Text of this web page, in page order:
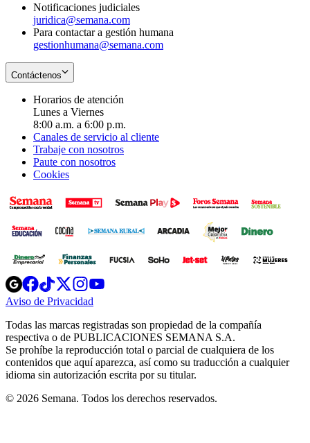
Notificaciones judiciales
juridica@semana.com
Para contactar a gestión humana
gestionhumana@semana.com
Contáctenos
Horarios de atención
Lunes a Viernes
8:00 a.m. a 6:00 p.m.
Canales de servicio al cliente
Trabaje con nosotros
Paute con nosotros
Cookies
Opens
in
new
Opens
in
new
Opens
in
new
window
Opens
new
windowwindow
Aviso de Privacidad
new
window
Todas las marcas registradas son propiedad de la compañía
respectiva o de PUBLICACIONES SEMANA S.A.
Se prohíbe la reproducción total o parcial de cualquiera de los
contenidos que aquí aparezca, así como su traducción a cualquier
idioma sin autorización escrita por su titular.
© 2026 Semana. Todos los derechos reservados.